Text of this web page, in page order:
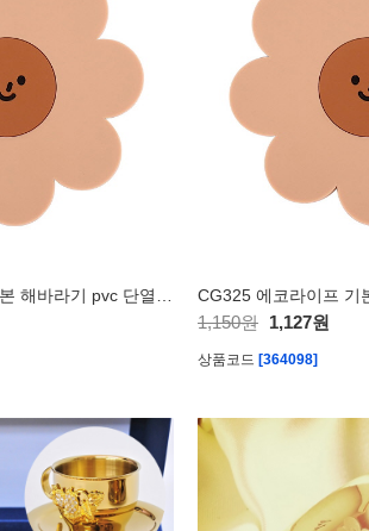
1,150원 1,127원
상품코드 [364098]